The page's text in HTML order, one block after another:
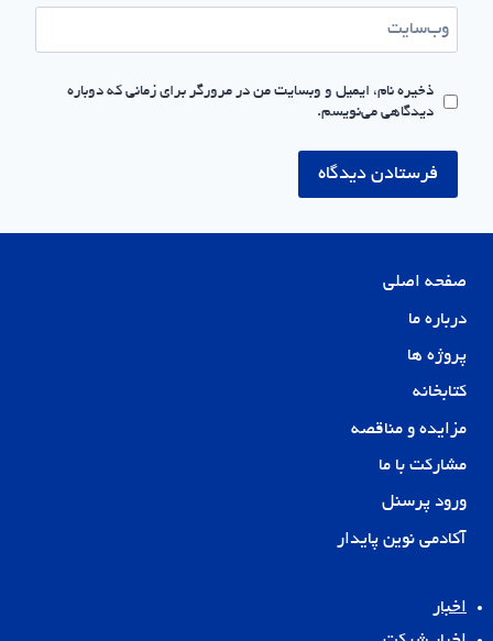
وب‌سایت
ذخیره نام، ایمیل و وبسایت من در مرورگر برای زمانی که دوباره
دیدگاهی می‌نویسم.
صفحه اصلی
درباره ما
پروژه ها
کتابخانه
مزایده و مناقصه
مشارکت با ما
ورود پرسنل
آکادمی نوین پایدار
اخبار